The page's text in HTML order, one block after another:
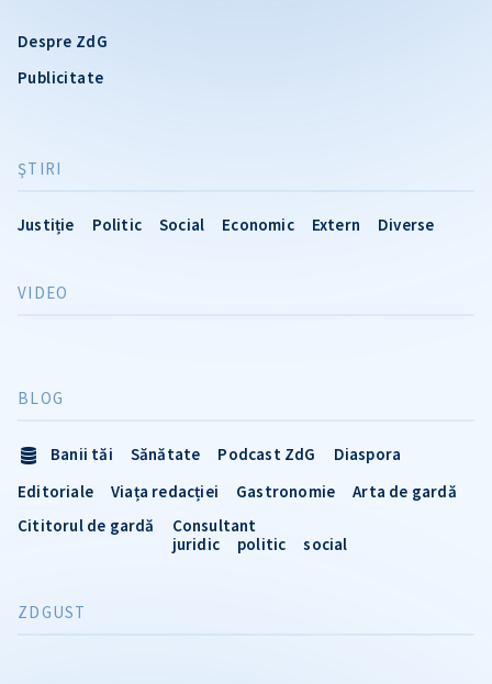
Despre ZdG
Publicitate
ŞTIRI
Justiție Politic Social Economic Extern Diverse
VIDEO
BLOG
Banii tăi Sănătate Podcast ZdG
Diaspora
Editoriale
Viața redacției Gastronomie
Arta de gardă
Cititorul de gardă
Consultant
juridic
politic social
ZDGUST